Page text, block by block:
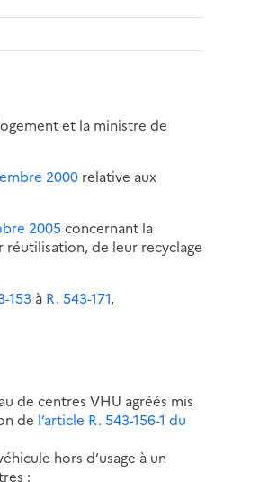
et la ministre de
2000 relative aux
2005 concernant la
de leur recyclage
153 à R. 543-171,
de centres VHU agréés mis
de l’article R. 543-156-1 du
hors d’usage à un
;